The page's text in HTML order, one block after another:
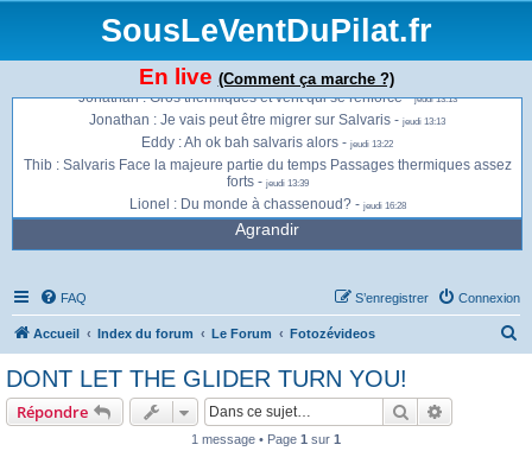
SousLeVentDuPilat.fr
En live (Comment ça marche ?)
Eddy : Je pars de st. Chamond pour Jasserie au cas où -
Thib : Je vais à Salvaris. Si du monde pour Chabure, faites signe ! Sinon je
Jonathan : Ça envoie du bois à présent à la Jasserie -
Jonathan : Gros thermiques et vent qui se renforce -jeudi 13:13
Jonathan : Je vais peut être migrer sur Salvaris - jeudi 13:13
Eddy : Ah ok bah salvaris alors - jeudi 13:22
Thib : Salvaris Face la majeure partie du temps Passages thermiques assez
forts - jeudi 13:39
Lionel : Du monde à chassenoud? - jeudi 16:28
Agrandir
FAQ Connexion
S’enregistrer
Accueil Index du forum Le Forum Fotozévideos
DONT LET THE GLIDER TURN YOU!
Répondre Rechercher
1 message • Page 1 sur 1